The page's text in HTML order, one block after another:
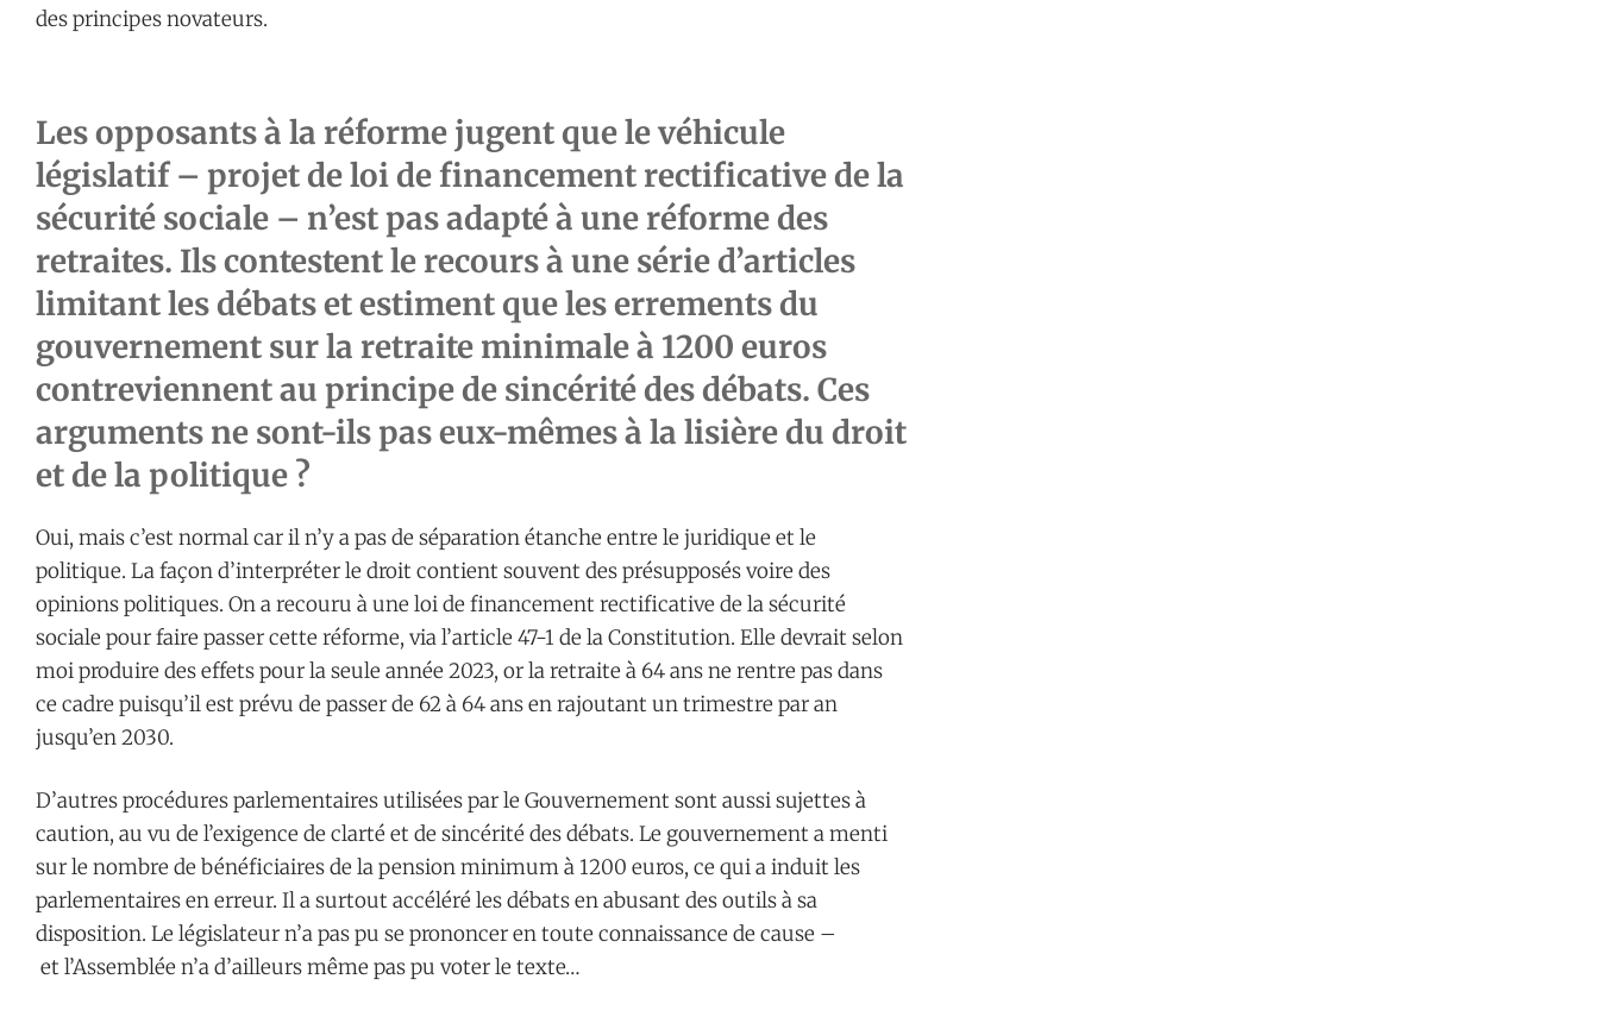
des principes novateurs.
Les opposants à la réforme jugent que le véhicule
législatif – projet de loi de financement rectificative de la
sécurité sociale – n’est pas adapté à une réforme des
retraites. Ils contestent le recours à une série d’articles
limitant les débats et estiment que les errements du
gouvernement sur la retraite minimale à 1200 euros
contreviennent au principe de sincérité des débats. Ces
arguments ne sont-ils pas eux-mêmes à la lisière du droit
et de la politique ?
Oui, mais c’est normal car il n’y a pas de séparation étanche entre le juridique et le
politique. La façon d’interpréter le droit contient souvent des présupposés voire des
opinions politiques. On a recouru à une loi de financement rectificative de la sécurité
sociale pour faire passer cette réforme, via l’article 47-1 de la Constitution. Elle devrait selon
moi produire des effets pour la seule année 2023, or la retraite à 64 ans ne rentre pas dans
ce cadre puisqu’il est prévu de passer de 62 à 64 ans en rajoutant un trimestre par an
jusqu’en 2030.
D’autres procédures parlementaires utilisées par le Gouvernement sont aussi sujettes à
caution, au vu de l’exigence de clarté et de sincérité des débats. Le gouvernement a menti
sur le nombre de bénéficiaires de la pension minimum à 1200 euros, ce qui a induit les
parlementaires en erreur. Il a surtout accéléré les débats en abusant des outils à sa
disposition. Le législateur n’a pas pu se prononcer en toute connaissance de cause –
et l’Assemblée n’a d’ailleurs même pas pu voter le texte…